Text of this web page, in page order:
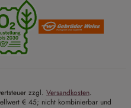
zzgl. Versandkosten.
€ 45; nicht kombinierbar und